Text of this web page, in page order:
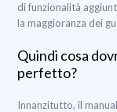
di funzionalità
la maggioranza dei
Quindi cosa
perfetto?
Innanzitutto, il